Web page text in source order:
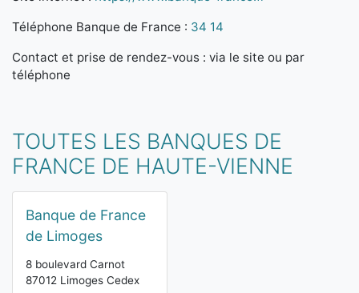
Téléphone Banque de France : 34 14
Contact et prise de rendez-vous : via le site ou par
téléphone
TOUTES LES BANQUES DE
FRANCE DE HAUTE-VIENNE
Banque de France
de Limoges
8 boulevard Carnot
87012 Limoges Cedex